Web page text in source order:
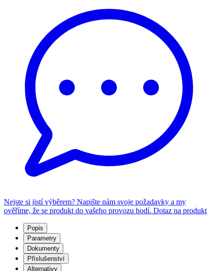
Nejste si jistí výběrem? Napište nám svoje požadavky a my
ověříme, že se produkt do vašeho provozu hodí. Dotaz na produkt
Popis
Parametry
Dokumenty
Příslušenství
Alternativy